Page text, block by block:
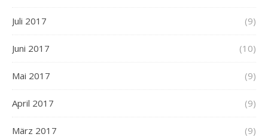
Juli 2017 (9)
Juni 2017 (10)
Mai 2017 (9)
April 2017 (9)
März 2017 (9)